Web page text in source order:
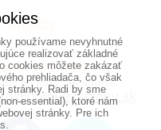
091 999
na mailovej adrese
používame nevyhnutné
realizovať základné
cookies môžete zakázať
prehliadača, čo však
stránky. Radi by sme
essential), ktoré nám
stránky. Pre ich